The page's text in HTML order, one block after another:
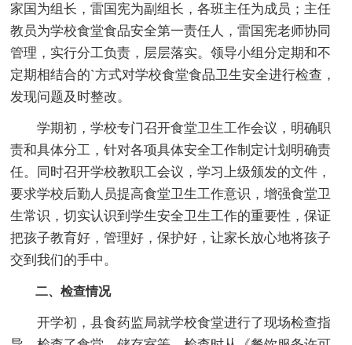
家国为组长，雷国宪为副组长，各班主任为成员；主任
教员为学校食堂食品安全第一责任人，雷国宪老师协同
管理，实行分工负责，层层落实。领导小组分定期和不
定期相结合的`方式对学校食堂食品卫生安全进行检查，
发现问题及时整改。
学期初，学校专门召开食堂卫生工作会议，明确职
责和具体分工，针对各项具体安全工作制定计划明确责
任。同时召开学校教职工会议，学习上级颁发的文件，
要求学校后勤人员提高食堂卫生工作意识，增强食堂卫
生常识，切实认识到学生安全卫生工作的重要性，保证
把孩子教育好，管理好，保护好，让家长放心地将孩子
交到我们的手中。
二、检查情况
开学初，县食药监局就学校食堂进行了现场检查指